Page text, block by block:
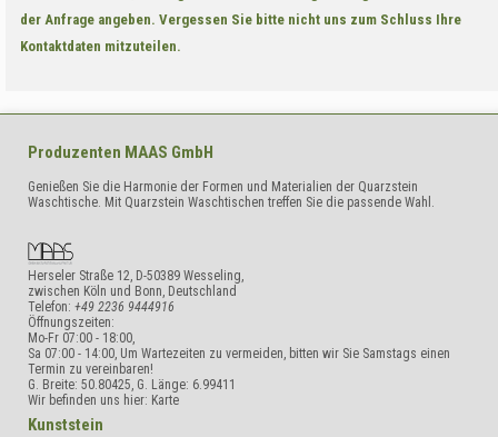
der Anfrage angeben. Vergessen Sie bitte nicht uns zum Schluss Ihre
Kontaktdaten mitzuteilen.
Produzenten MAAS GmbH
Genießen Sie die Harmonie der Formen und Materialien der Quarzstein
Waschtische. Mit Quarzstein Waschtischen treffen Sie die passende Wahl.
Herseler Straße 12, D-50389 Wesseling,
zwischen Köln und Bonn, Deutschland
Telefon: +49 2236 9444916
Öffnungszeiten:
Mo-Fr 07:00 - 18:00,
Sa 07:00 - 14:00, Um Wartezeiten zu vermeiden, bitten wir Sie Samstags einen
Termin zu vereinbaren!
G. Breite: 50.80425, G. Länge: 6.99411
Wir befinden uns hier: Karte
Kunststein